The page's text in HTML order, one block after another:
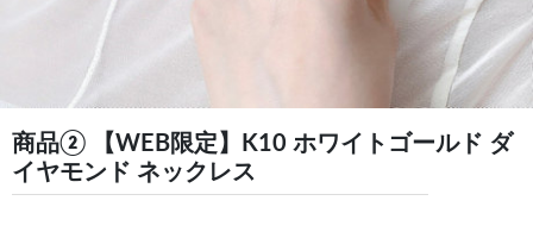
商品② 【WEB限定】K10 ホワイトゴールド ダ
イヤモンド ネックレス